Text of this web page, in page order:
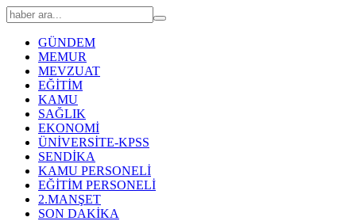
GÜNDEM
MEMUR
MEVZUAT
EĞİTİM
KAMU
SAĞLIK
EKONOMİ
ÜNİVERSİTE-KPSS
SENDİKA
KAMU PERSONELİ
EĞİTİM PERSONELİ
2.MANŞET
SON DAKİKA